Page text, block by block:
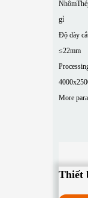
Nhôm
gỉ
Độ dày
≤22mm
More
Thiết